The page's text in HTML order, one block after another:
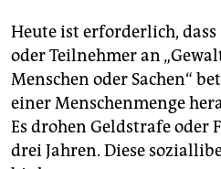
Heute ist erforderlich,
oder Teilnehmer an
Menschen oder Sachen“
einer Menschenmenge
Es drohen Geldstrafe oder
drei Jahren. Diese